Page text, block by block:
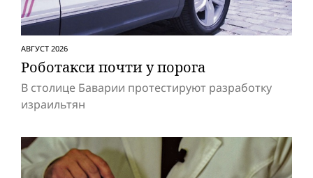
АВГУСТ 2026
Роботакси почти у порога
В столице Баварии протестируют разработку
израильтян